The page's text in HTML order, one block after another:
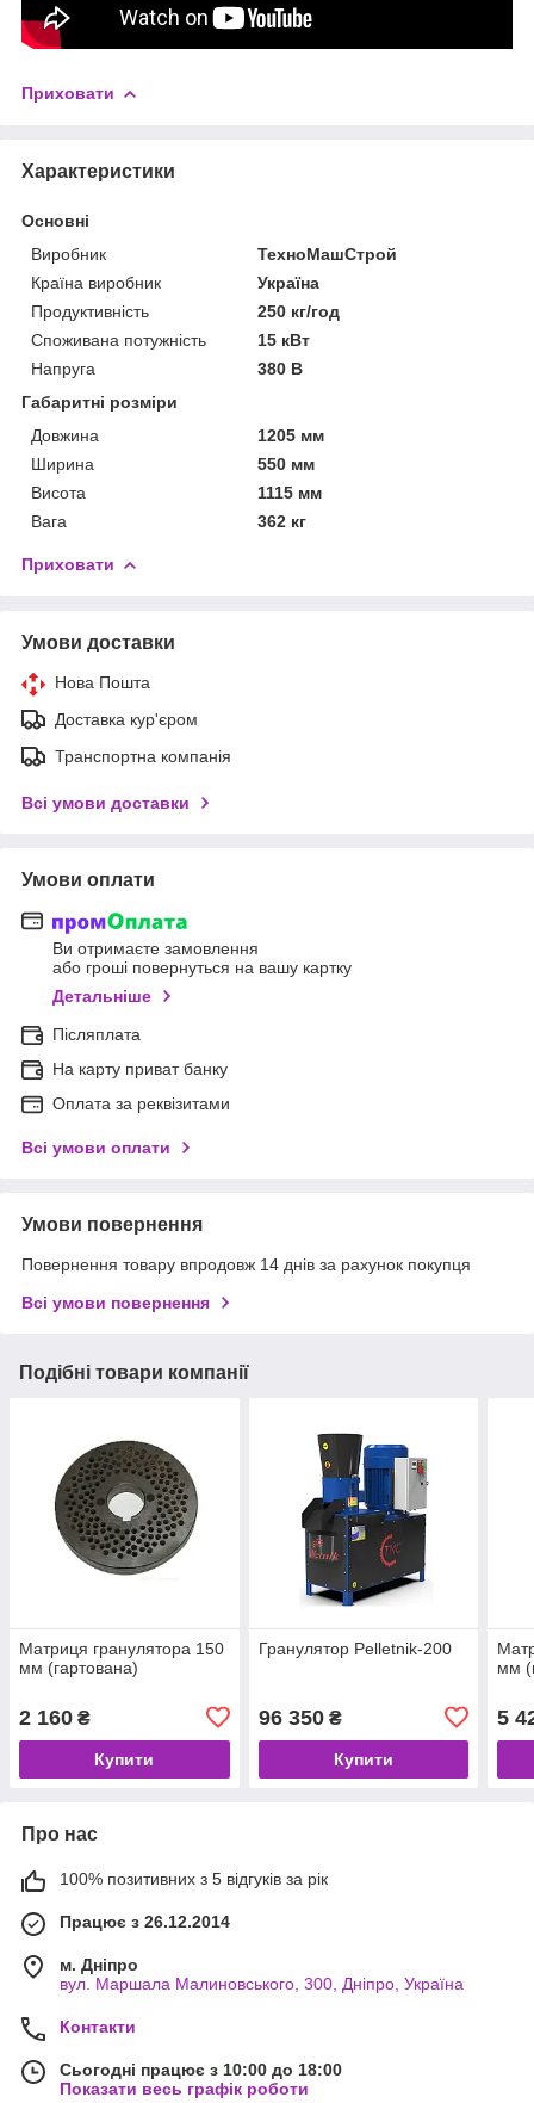
Приховати
Характеристики
Основні
Виробник
ТехноМашСтрой
Країна виробник
Україна
Продуктивність
250 кг/год
Споживана потужність
15 кВт
Напруга
380 В
Габаритні розміри
Довжина
1205 мм
Ширина
550 мм
Висота
1115 мм
Вага
362 кг
Приховати
Умови доставки
Нова Пошта
Доставка кур'єром
Транспортна компанія
Всі умови доставки
Умови оплати
Ви отримаєте замовлення
або гроші повернуться на вашу картку
Детальніше
Післяплата
На карту приват банку
Оплата за реквізитами
Всі умови оплати
Умови повернення
Повернення товару впродовж 14 днів за рахунок покупця
Всі умови повернення
Подібні товари компанії
Матриця гранулятора 150
мм (гартована)
2 160 ₴
Купити
Гранулятор Pelletnik-200
96 350₴
Купити
мм
5
Про нас
100% позитивних з 5 відгуків за рік
Працює з 26.12.2014
м. Дніпро
вул. Маршала Малиновського, 300, Дніпро, Україна
Контакти
Сьогодні працює з 10:00 до 18:00
Показати весь графік роботи